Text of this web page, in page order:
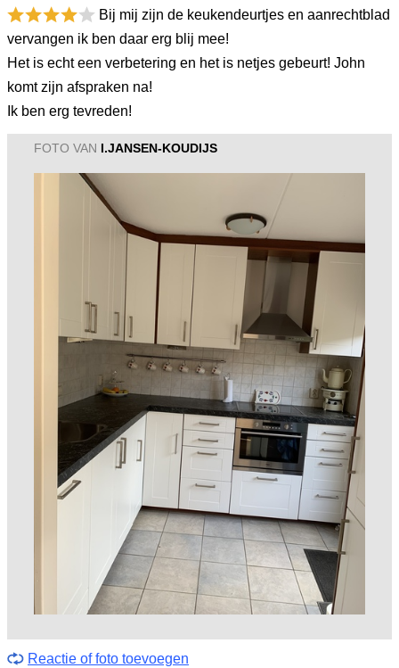
Bij mij zijn de keukendeurtjes en aanrechtblad
vervangen ik ben daar erg blij mee!
Het is echt een verbetering en het is netjes gebeurt! John
komt zijn afspraken na!
Ik ben erg tevreden!
FOTO VAN I.JANSEN-KOUDIJS
Reactie of foto toevoegen